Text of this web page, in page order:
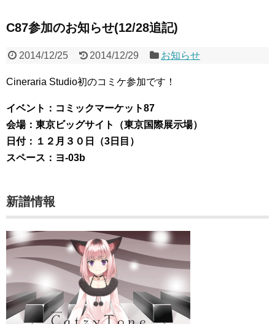
C87参加のお知らせ(12/28追記)
2014/12/25 2014/12/29 お知らせ
Cineraria Studio初のコミケ参加です！
イベント：コミックマーケット87
会場：東京ビッグサイト（東京国際展示場）
日付：１２月３０日（3日目）
スペース：ヨ-03b
新譜情報